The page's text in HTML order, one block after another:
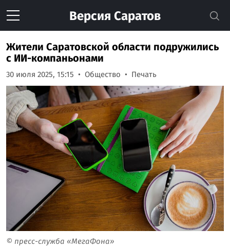
Версия Саратов
Жители Саратовской области подружились
с ИИ-компаньонами
30 июля 2025, 15:15 Общество Печать
© пресс-служба «МегаФона»